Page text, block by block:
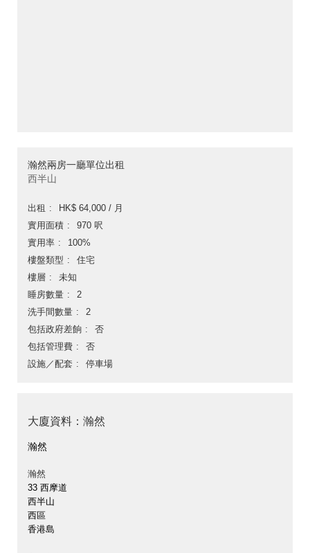
瀚然兩房一廳單位出租
西半山
出租
HK$ 64,000 / 月
實用面積
970 呎
實用率
100%
樓盤類型
住宅
樓層
未知
睡房數量
2
洗手間數量
2
包括政府差餉
否
包括管理費
否
設施／配套
停車場
大廈資料：瀚然
瀚然
瀚然
33 西摩道
西半山
西區
香港島